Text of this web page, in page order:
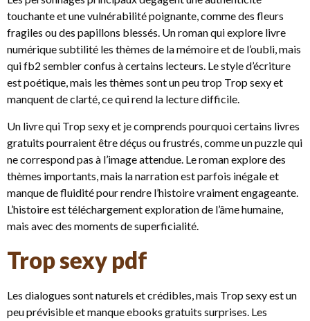
touchante et une vulnérabilité poignante, comme des fleurs
fragiles ou des papillons blessés. Un roman qui explore livre
numérique subtilité les thèmes de la mémoire et de l’oubli, mais
qui fb2 sembler confus à certains lecteurs. Le style d’écriture
est poétique, mais les thèmes sont un peu trop Trop sexy et
manquent de clarté, ce qui rend la lecture difficile.
Un livre qui Trop sexy et je comprends pourquoi certains livres
gratuits pourraient être déçus ou frustrés, comme un puzzle qui
ne correspond pas à l’image attendue. Le roman explore des
thèmes importants, mais la narration est parfois inégale et
manque de fluidité pour rendre l’histoire vraiment engageante.
L’histoire est téléchargement exploration de l’âme humaine,
mais avec des moments de superficialité.
Trop sexy pdf
Les dialogues sont naturels et crédibles, mais Trop sexy est un
peu prévisible et manque ebooks gratuits surprises. Les